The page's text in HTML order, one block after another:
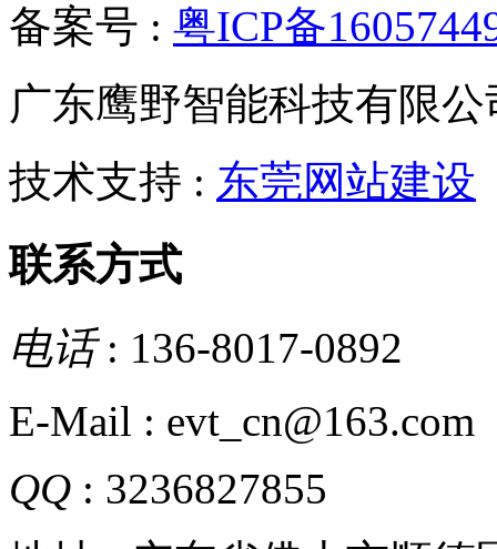
备案号 : 粤ICP备
广东鹰野智能科技有限
技术支持 : 东莞网站建设
联系方式
电话: 136-8017-0892
E-Mail : evt_cn@163.com
QQ : 3236827855